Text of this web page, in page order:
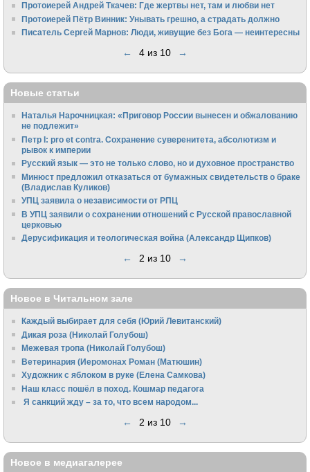
Протоиерей Андрей Ткачев: Где жертвы нет, там и любви нет
Протоиерей Пётр Винник: Унывать грешно, а страдать должно
Писатель Сергей Марнов: Люди, живущие без Бога — неинтересны
← 4 из 10 →
Новые статьи
Наталья Нарочницкая: «Приговор России вынесен и обжалованию
не подлежит»
Петр I: pro et contra. Сохранение суверенитета, абсолютизм и
рывок к империи
Русский язык — это не только слово, но и духовное пространство
Минюст предложил отказаться от бумажных свидетельств о браке
(Владислав Куликов)
УПЦ заявила о независимости от РПЦ
В УПЦ заявили о сохранении отношений с Русской православной
церковью
Дерусификация и теологическая война (Александр Щипков)
← 2 из 10 →
Новое в Читальном зале
Каждый выбирает для себя (Юрий Левитанский)
Дикая роза (Николай Голубош)
Межевая тропа (Николай Голубош)
Ветеринария (Иеромонах Роман (Матюшин)
Художник с яблоком в руке (Елена Самкова)
Наш класс пошёл в поход. Кошмар педагога
Я санкций жду – за то, что всем народом...
← 2 из 10 →
Новое в медиагалерее